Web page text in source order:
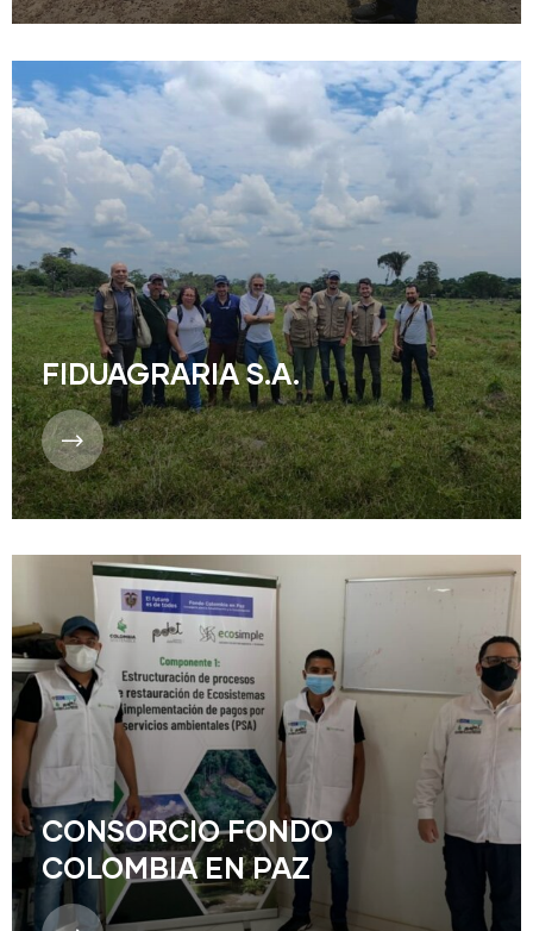
FIDUAGRARIA S.A.
CONSORCIO FONDO
COLOMBIA EN PAZ